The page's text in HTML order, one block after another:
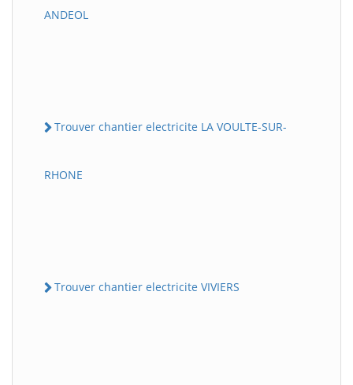
ANDEOL
Trouver chantier electricite LA VOULTE-SUR-
RHONE
Trouver chantier electricite VIVIERS